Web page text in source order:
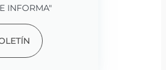
INFORMA"